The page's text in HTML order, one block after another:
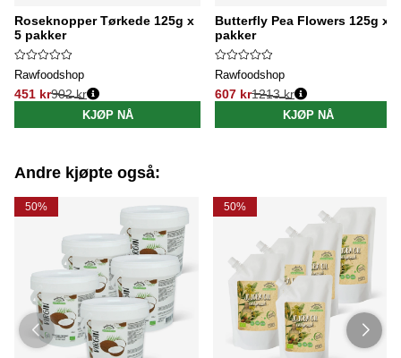
Roseknopper Tørkede 125g x
5 pakker
Rawfoodshop
451 kr
Vanlig pris:
902 kr
KJØP NÅ
Butterfly Pea Flowers 125g x 5
pakker
Rawfoodshop
607 kr
Vanlig pris:
1213 kr
KJØP NÅ
Andre kjøpte også:
50% 50%